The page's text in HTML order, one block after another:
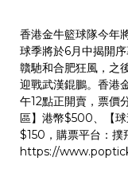
香港金牛籃球隊今年
球季將於6月中揭開
贛馳和合肥狂風，之
迎戰武漢錕鵬。香港
午12點正開賣，票價
區】港幣$500、【
$150，購票平台：
https://